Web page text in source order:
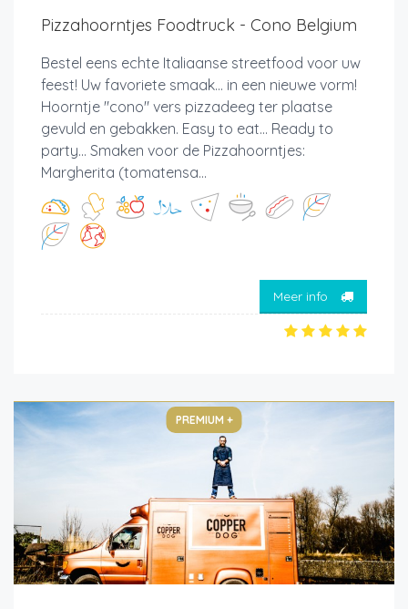
Pizzahoorntjes Foodtruck - Cono Belgium
Bestel eens echte Italiaanse streetfood voor uw
feest! Uw favoriete smaak... in een nieuwe vorm!
Hoorntje "cono" vers pizzadeeg ter plaatse
gevuld en gebakken. Easy to eat... Ready to
party... Smaken voor de Pizzahoorntjes:
Margherita (tomatensa...
Meer info
PREMIUM +